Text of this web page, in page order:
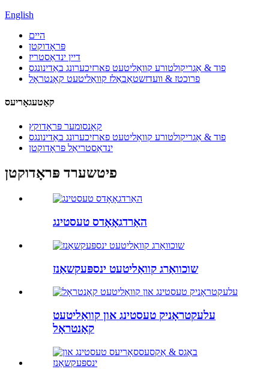
English
היים
פּראָדוקטן
דיין ינדאַסטריז
פוד & אַגריקולטורע קוואַליטעט פארזיכערונג באַדינונגס
פרוכטז & וועדזשטאַבאַלז קוואַליטעט קאָנטראָל
קאַטעגאָריעס
קאָנסומער פּראָדוקץ
פוד & אַגריקולטורע קוואַליטעט פארזיכערונג באַדינונגס
ינדאַסטריאַל פּראָדוקטן
פיטשערד פּראָדוקטן
האַרדגאָאָדס טעסטינג
שוכוואַרג קוואַליטעט ינספּעקשאַנז
עלעקטראָניק טעסטינג און קוואַליטעט
קאָנטראָל